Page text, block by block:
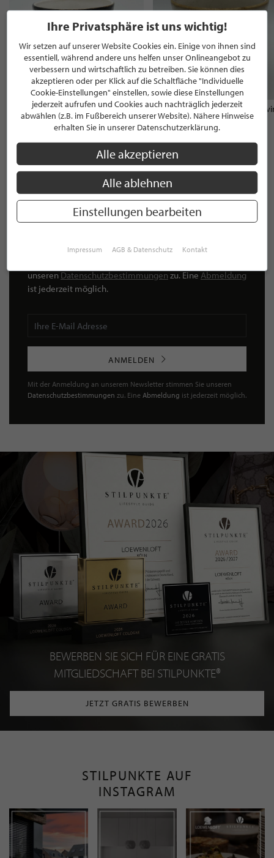
70's Keramik Tasse Dunes von HK
Living Düsseldorf
70s Keramik Tasse Hail bei HK
finden
8,90 €
NEWSLETTER
Bleiben Sie immer UP TO DATE! Melden Sie sich jetzt für
von exklusivenNeuigkeiten, TrendsundAngeboten
unseren Datenschutzbestimmungen zu. Eine Abmeldung
ist jederzeit möglich.
ANMELDEN
Mit der Anmeldung an unserem Newsletter stimmen Sie unseren
Datenschutzbestimmungen zu. Eine Abmeldung ist jederzeit möglich.
BEWERBEN SIE SICH FÜR EINE GRATIS
MITGLIEDSCHAFT BEI STILPUNKTE®
JETZT GRATIS BEWERBEN
STILPUNKTE AUF
INSTAGRAM
Ihre Privatsphäre ist uns wichtig!
Wir setzen auf unserer Website Cookies ein. Einige von ihnen sind
essentiell, während andere uns helfen unser Onlineangebot zu
verbessern und wirtschaftlich zu betreiben. Sie können dies
akzeptieren oder per Klick auf die Schaltfläche "Individuelle
Cookie-Einstellungen" einstellen, sowie diese Einstellungen
jederzeit aufrufen und Cookies auch nachträglich jederzeit
abwählen (z.B. im Fußbereich unserer Website). Nähere Hinweise
erhalten Sie in unserer Datenschutzerklärung.
Alle akzeptieren
Alle ablehnen
Einstellungen bearbeiten
Impressum AGB & Datenschutz Kontakt